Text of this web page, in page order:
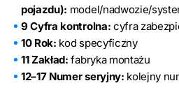
pojazdu): model/nadwozie/
9 Cyfra kontrolna: cyfra
10 Rok: kod specyficzny
11 Zakład: fabryka montażu
12–17 Numer seryjny: kolejny